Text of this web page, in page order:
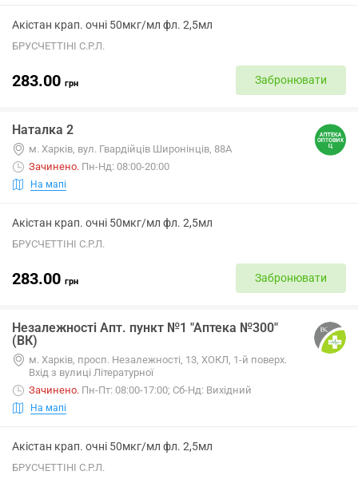
Акістан крап. очні 50мкг/мл фл. 2,5мл
БРУСЧЕТТІНІ С.Р.Л.
283.00 грн Забронювати
Наталка 2
м. Харків, вул. Гвардійців Широнінців, 88А
Зачинено. Пн-Нд: 08:00-20:00
На мапі
Акістан крап. очні 50мкг/мл фл. 2,5мл
БРУСЧЕТТІНІ С.Р.Л.
283.00 грн Забронювати
Незалежності Апт. пункт №1 "Аптека №300"
(ВК)
м. Харків, просп. Незалежності, 13, ХОКЛ, 1-й поверх.
Вхід з вулиці Літературної
Зачинено. Пн-Пт: 08:00-17:00; Сб-Нд: Вихідний
На мапі
Акістан крап. очні 50мкг/мл фл. 2,5мл
БРУСЧЕТТІНІ С.Р.Л.